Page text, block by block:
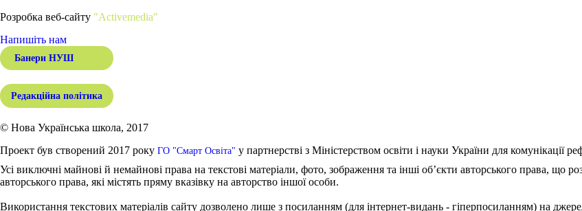
Розробка веб-сайту "Activemedia"
Напишіть нам
Банери НУШ
Редакційна політика
© Нова Українська школа, 2017
Проект був створений 2017 року ГО "Смарт Освіта" у партнерстві з Міністерством освіти і науки України для
Усі виключні майнові й немайнові права на текстові матеріали, фото, зображення та інші об’єкти авторського права, що
авторського права, які містять пряму вказівку на авторство іншої особи.
Використання текстових матеріалів сайту дозволено лише з посиланням (для інтернет-видань - гіперпосиланням) на